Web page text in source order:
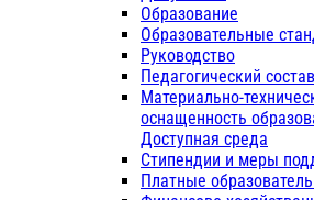
Образование
Образовательные
Руководство
Педагогический состав
Материально-
оснащенность
Доступная среда
Стипендии и меры
Платные